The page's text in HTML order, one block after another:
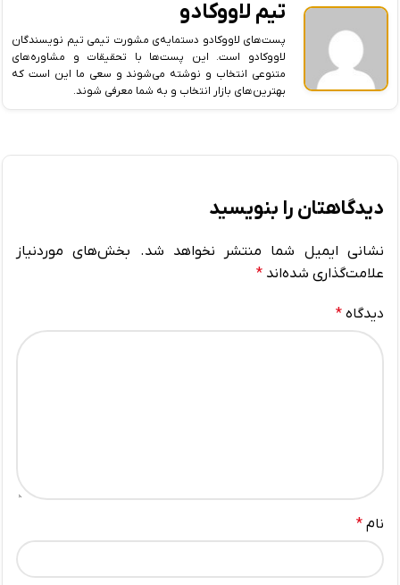
تیم لاووکادو
پست‌های لاووکادو دستمایه‌ی مشورت تیمی تیم نویسندگان
لاووکادو است. این پست‌ها با تحقیقات و مشاوره‌های
متنوعی انتخاب و نوشته می‌شوند و سعی ما این است که
بهترین‌های بازار انتخاب و به شما معرفی شوند.
دیدگاهتان را بنویسید
نشانی ایمیل شما منتشر نخواهد شد.
بخش‌های موردنیاز
علامت‌گذاری شده‌اند *
دیدگاه *
نام *